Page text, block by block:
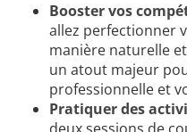
Booster vos
allez perfectionner
manière naturelle
un atout majeur
professionnelle et
Pratiquer des